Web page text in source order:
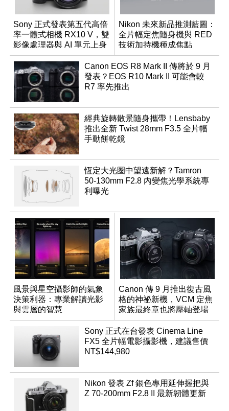
Sony 正式發表第五代高倍
率一體式相機 RX10 V，雙
影像處理器與 AI 單元上身
Nikon 未來新品推測藍圖：
全片幅定焦隨身機與 RED
技術加持機種成焦點
Canon EOS R8 Mark II 傳將於 9 月
發表？EOS R10 Mark II 可能會較
R7 率先推出
經典旋轉散景隨身攜帶！Lensbaby
推出全新 Twist 28mm F3.5 全片幅
手動餅乾鏡
恆定大光圈中望遠新解？Tamron
50-130mm F2.8 內變焦光學系統專
利曝光
風景與星空攝影師的氣象
決策利器：專業解讀光影
與雲層的智慧
App「Atmos」登場
Canon 傳 9 月推出復古風
格的神祕新機，VCM 定焦
家族最終章也將壓軸登場
Sony 正式在台發表 Cinema Line
FX5 全片幅電影攝影機，建議售價
NT$144,980
Nikon 發表 Zf 銀色專用延伸握把與
Z 70-200mm F2.8 II 最新韌體更新